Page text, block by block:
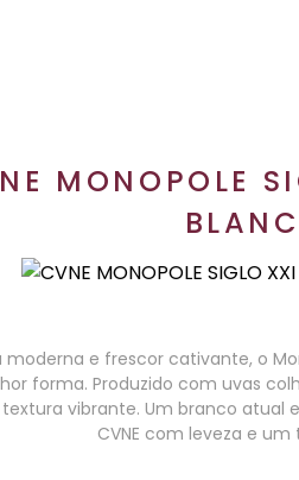
MONOPOLE
e frescor cativante, o
forma. Produzido com uvas
vibrante. Um branco atual
CVNE com leveza e